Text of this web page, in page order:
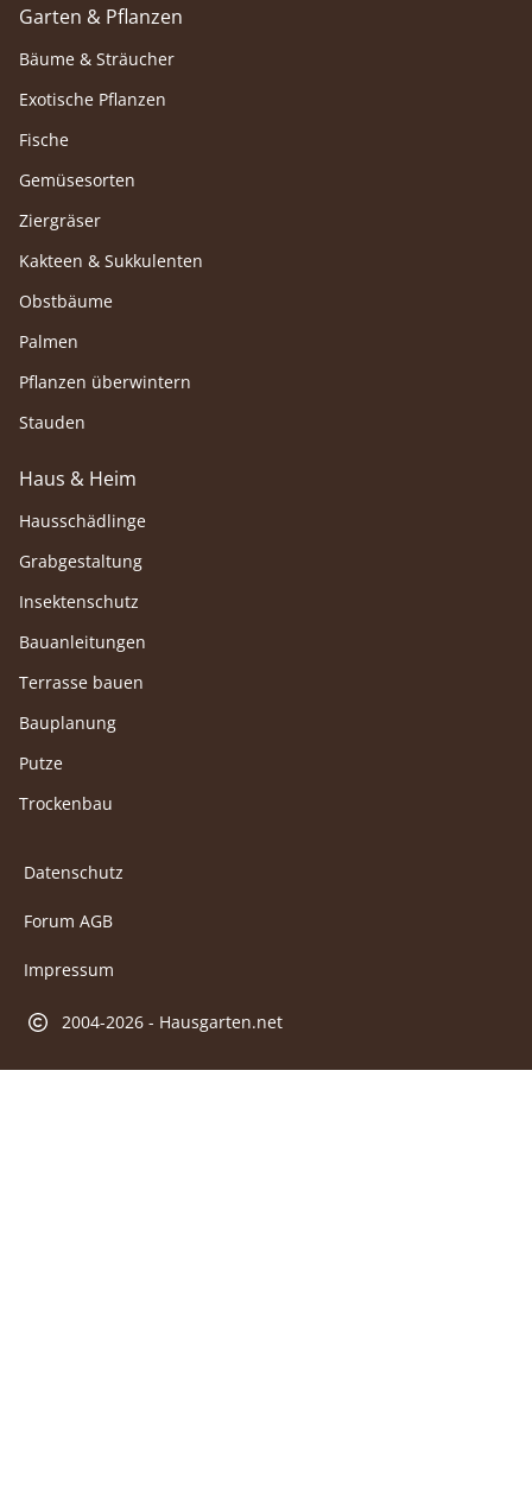
Garten & Pflanzen
Bäume & Sträucher
Exotische Pflanzen
Fische
Gemüsesorten
Ziergräser
Kakteen & Sukkulenten
Obstbäume
Palmen
Pflanzen überwintern
Stauden
Haus & Heim
Hausschädlinge
Grabgestaltung
Insektenschutz
Bauanleitungen
Terrasse bauen
Bauplanung
Putze
Trockenbau
Datenschutz
Forum AGB
Impressum
2004-2026 - Hausgarten.net